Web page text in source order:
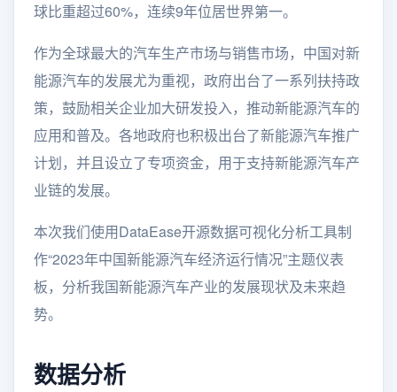
球比重超过60%，连续9年位居世界第一。
作为全球最大的汽车生产市场与销售市场，中国对新
能源汽车的发展尤为重视，政府出台了一系列扶持政
策，鼓励相关企业加大研发投入，推动新能源汽车的
应用和普及。各地政府也积极出台了新能源汽车推广
计划，并且设立了专项资金，用于支持新能源汽车产
业链的发展。
本次我们使用DataEase开源数据可视化分析工具制
作“2023年中国新能源汽车经济运行情况”主题仪表
板，分析我国新能源汽车产业的发展现状及未来趋
势。
数据分析